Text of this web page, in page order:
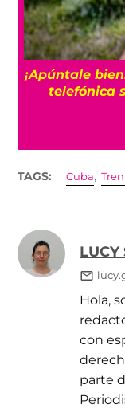
¡Apúntale
telefónica
TAGS: Cuba,
Hola,
con
parte